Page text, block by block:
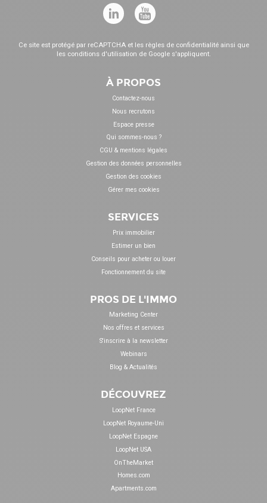
Ce site est protégé par reCAPTCHA et les règles de confidentialitéainsi que
les conditions d'utilisation de Google s'appliquent.
À PROPOS
Contactez-nous
Nous recrutons
Espace presse
Qui sommes-nous ?
CGU & mentions légales
Gestion des données personnelles
Gestion des cookies
Gérer mes cookies
SERVICES
Prix immobilier
Estimer un bien
Conseils pour acheter ou louer
Fonctionnement du site
PROS DE L'IMMO
Marketing Center
Nos offres et services
S'inscrire à la newsletter
Webinars
Blog & Actualités
DÉCOUVREZ
LoopNet France
LoopNet Royaume-Uni
LoopNet Espagne
LoopNet USA
OnTheMarket
Homes.com
Apartments.com